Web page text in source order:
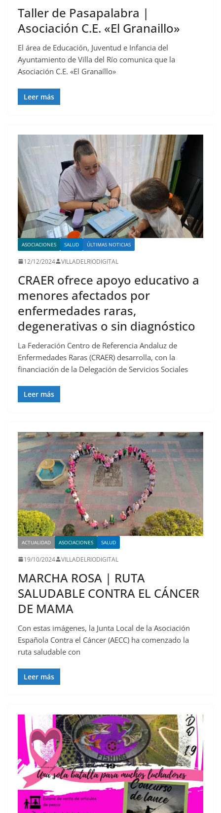
Taller de Pasapalabra |
Asociación C.E. «El Granaillo»
El área de Educación, Juventud e Infancia del
Ayuntamiento de Villa del Río comunica que la
Asociación C.E. «El Granaíllo»
Leer más
ASOCIACIONES SALUD ÚLTIMAS NOTICIAS
12/12/2024 VILLADELRIODIGITAL
CRAER ofrece apoyo educativo a
menores afectados por
enfermedades raras,
degenerativas o sin diagnóstico
La Federación Centro de Referencia Andaluz de
Enfermedades Raras (CRAER) desarrolla, con la
financiación de la Delegación de Servicios Sociales
Leer más
ACTUALIDAD ASOCIACIONES SALUD
19/10/2024 VILLADELRIODIGITAL
MARCHA ROSA | RUTA
SALUDABLE CONTRA EL CÁNCER
DE MAMA
Con estas imágenes, la Junta Local de la Asociación
Española Contra el Cáncer (AECC) ha comenzado la
ruta saludable con
Leer más